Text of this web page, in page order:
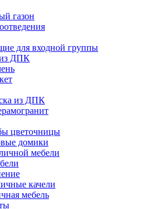
газон
для входной группы
ДПК
из ДПК
цветочницы
домики
мебели
качели
мебель